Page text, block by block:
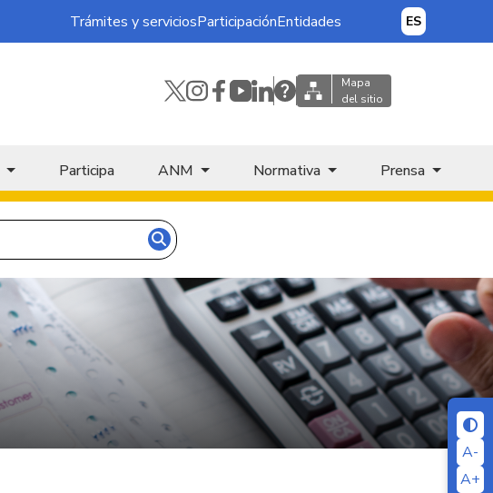
A-
A+
Trámites y serviciosParticipaciónEntidades ES
Mapa
del sitio
Participa ANM Normativa Prensa